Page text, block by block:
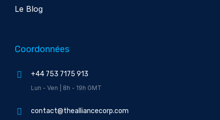
Le Blog
Coordonnées
+44 753 7175 913
Lun - Ven | 8h - 19h GMT
contact@thealliancecorp.com